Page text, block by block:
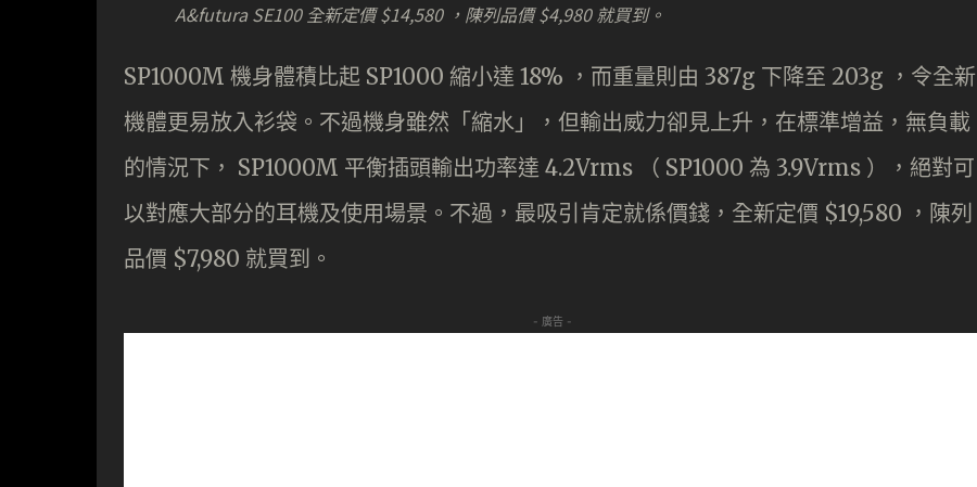
A&futura SE100 全新定價 $14,580 ，陳列品價 $4,980 就買到。
SP1000M 機身體積比起 SP1000 縮小達 18% ，而重量則由 387g 下降至 203g ，令全新
機體更易放入衫袋。不過機身雖然「縮水」，但輸出威力卻見上升，在標準增益，無負載
的情況下， SP1000M 平衡插頭輸出功率達 4.2Vrms （ SP1000 為 3.9Vrms ），絕對可
以對應大部分的耳機及使用場景。不過，最吸引肯定就係價錢，全新定價 $19,580 ，陳列
品價 $7,980 就買到。
- 廣告 -